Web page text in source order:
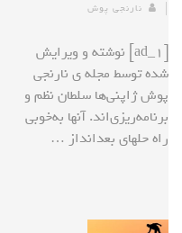
نارنجی پوش
[ad_1] نوشته و ویرایش
شده توسط مجله ی نارنجی
پوش ژاپنی‌ها سلطان نظم و
برنامه‌ریزی‌اند. آنها به‌خوبی
راه حلهای بعد‌انداز …